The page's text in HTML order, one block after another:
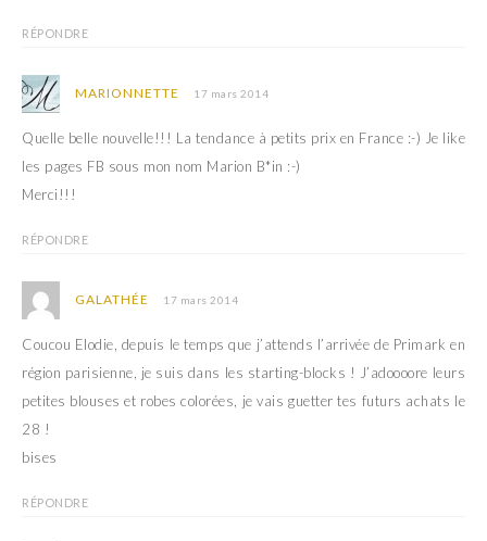
RÉPONDRE
MARIONNETTE 17 mars 2014
Quelle belle nouvelle!!! La tendance à petits prix en France :-) Je like
les pages FB sous mon nom Marion B*in :-)
Merci!!!
RÉPONDRE
GALATHÉE 17 mars 2014
Coucou Elodie, depuis le temps que j’attends l’arrivée de Primark en
région parisienne, je suis dans les starting-blocks ! J’adoooore leurs
petites blouses et robes colorées, je vais guetter tes futurs achats le
28 !
bises
RÉPONDRE